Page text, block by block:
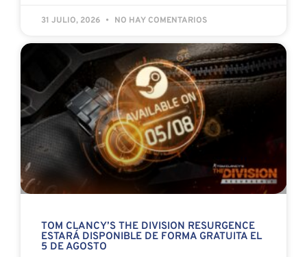
31 JULIO, 2026 NO HAY COMENTARIOS
TOM CLANCY’S THE DIVISION RESURGENCE
ESTARÁ DISPONIBLE DE FORMA GRATUITA EL
5 DE AGOSTO